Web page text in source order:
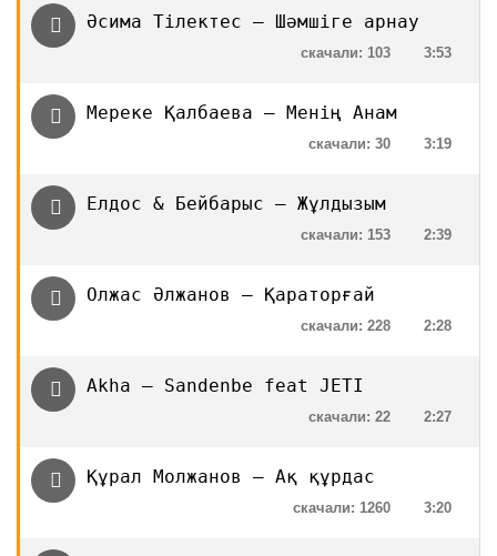
Әсима Тілектес — Шәмшіге арнау
3:53
скачали: 103
Мереке Қалбаева — Менің Анам
3:19
скачали: 30
Елдос & Бейбарыс — Жұлдызым
2:39
скачали: 153
Олжас Әлжанов — Қараторғай
2:28
скачали: 228
Akha — Sandenbe feat JETI
2:27
скачали: 22
Құрал Молжанов — Ақ құрдас
3:20
скачали: 1260